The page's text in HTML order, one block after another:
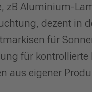
zB Aluminium-
dezent in
für
für kontrollierte
aus eigener